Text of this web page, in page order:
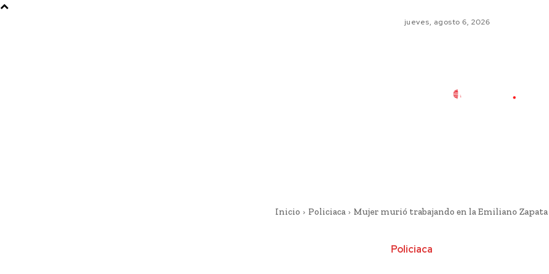
jueves, agosto 6, 2026
Inicio Policiaca Mujer murió trabajando en la Emiliano Zapata
Policiaca